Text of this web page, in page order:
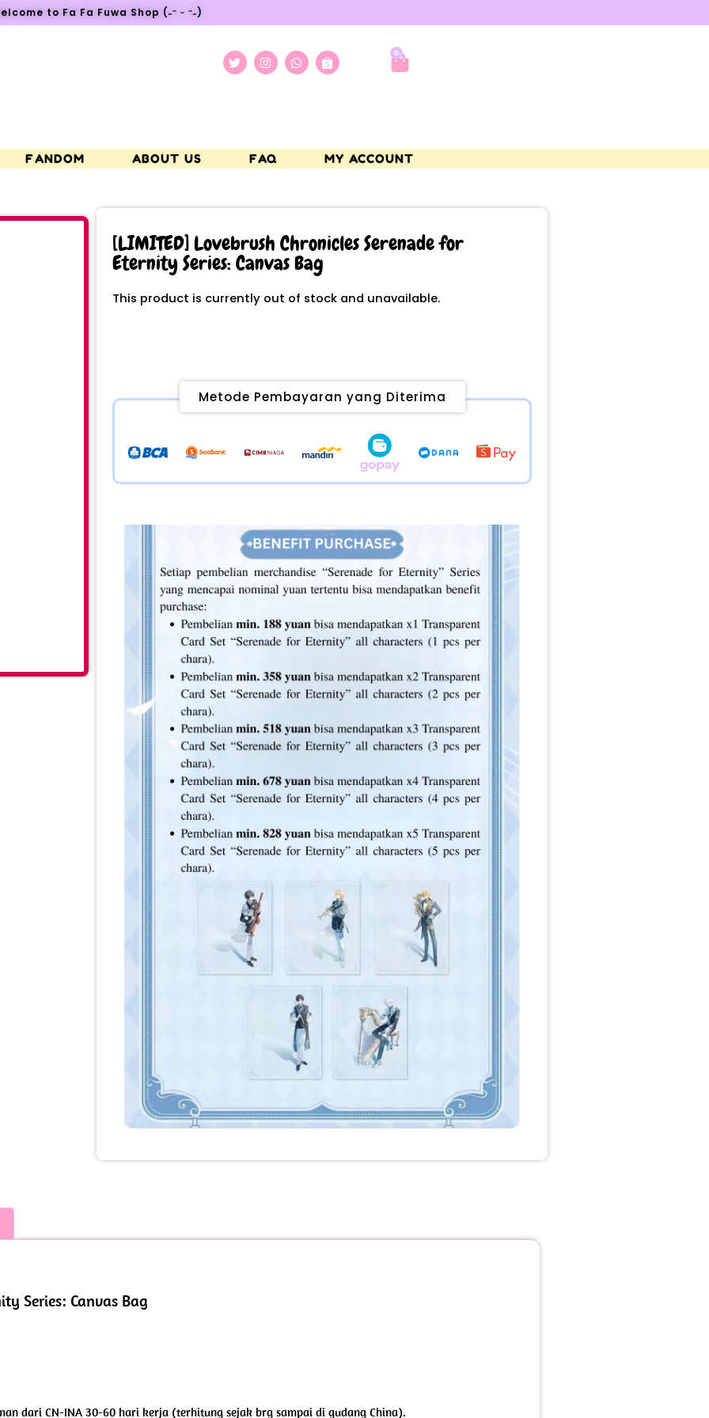
to Fa Fa Fuwa Shop (˶ᵔ ᵕ ᵔ˶)
0
FANDOM ABOUT US FAQ MY ACCOUNT
[LIMITED] Lovebrush Chronicles Serenade for
Eternity Series: Canvas Bag
This product is currently out of stock and unavailable.
Metode Pembayaran yang Diterima
Series: Canvas Bag
dari CN-INA 30-60 hari kerja (terhitung sejak brg sampai di gudang China).